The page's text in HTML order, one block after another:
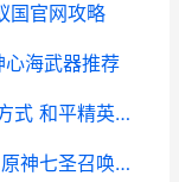
国官网攻略
海武器推荐
《与平精英》萌趣咩咩套装获取方式 和平精英萌萌的昵称
原神七圣召唤元素反应内鬼解包 原神七圣召唤元素怎么打